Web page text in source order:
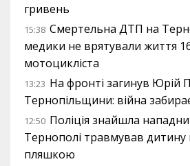
гривень
15:38 Смертельна ДТП на
медики не врятували життя
мотоцикліста
13:23 На фронті загинув Юрій
Тернопільщини: війна
12:50 Поліція знайшла
Тернополі травмував
пляшкою